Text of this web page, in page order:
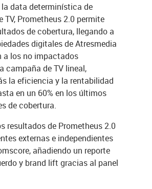
la data determinística de
TV, Prometheus 2.0 permite
de cobertura, llegando a
digitales de Atresmedia
a los no impactados
campaña de TV lineal,
la eficiencia y la rentabilidad
en un 60% en los últimos
de cobertura.
resultados de Prometheus 2.0
externas e independientes
añadiendo un reporte
y brand lift gracias al panel